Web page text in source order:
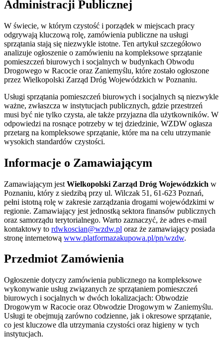
Administracji Publicznej
W świecie, w którym czystość i porządek w miejscach pracy
odgrywają kluczową rolę, zamówienia publiczne na usługi
sprzątania stają się niezwykle istotne. Ten artykuł szczegółowo
analizuje ogłoszenie o zamówieniu na kompleksowe sprzątanie
pomieszczeń biurowych i socjalnych w budynkach Obwodu
Drogowego w Racocie oraz Zaniemyślu, które zostało ogłoszone
przez Wielkopolski Zarząd Dróg Wojewódzkich w Poznaniu.
Usługi sprzątania pomieszczeń biurowych i socjalnych są niezwykle
ważne, zwłaszcza w instytucjach publicznych, gdzie przestrzeń
musi być nie tylko czysta, ale także przyjazna dla użytkowników. W
odpowiedzi na rosnące potrzeby w tej dziedzinie, WZDW ogłasza
przetarg na kompleksowe sprzątanie, które ma na celu utrzymanie
wysokich standardów czystości.
Informacje o Zamawiającym
Zamawiającym jest Wielkopolski Zarząd Dróg Wojewódzkich w
Poznaniu, który z siedzibą przy ul. Wilczak 51, 61-623 Poznań,
pełni istotną rolę w zakresie zarządzania drogami wojewódzkimi w
regionie. Zamawiający jest jednostką sektora finansów publicznych
oraz samorządu terytorialnego. Warto zaznaczyć, że adres e-mail
kontaktowy to rdwkoscian@wzdw.pl oraz że zamawiający posiada
stronę internetową www.platformazakupowa.pl/pn/wzdw.
Przedmiot Zamówienia
Ogłoszenie dotyczy zamówienia publicznego na kompleksowe
wykonywanie usług związanych ze sprzątaniem pomieszczeń
biurowych i socjalnych w dwóch lokalizacjach: Obwodzie
Drogowym w Racocie oraz Obwodzie Drogowym w Zaniemyślu.
Usługi te obejmują zarówno codzienne, jak i okresowe sprzątanie,
co jest kluczowe dla utrzymania czystości oraz higieny w tych
instytucjach.